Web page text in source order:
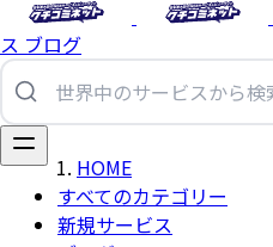
ス ブログ
すべてのカテゴリー
新規サービス
HOME